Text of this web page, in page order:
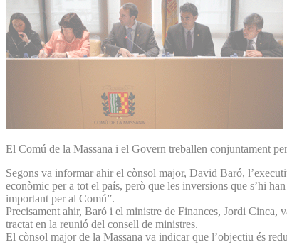
El Comú de la Massana i el Govern treballen conjuntament
Segons va informar ahir el cònsol major, David Baró,
econòmic per a tot el país, però que les inversions que s’hi
important per al Comú”.
Precisament ahir, Baró i el ministre de Finances, Jordi Cinca,
tractat en la reunió del consell de ministres.
El cònsol major de la Massana va indicar que l’objectiu és